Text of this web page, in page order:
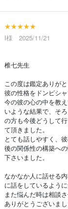
★★★★★
I様 2025/11/21
椎七先生
この度は鑑定ありがと
彼の性格をドンピシ
今の彼の心の中を教
いような結果で、そ
の方も今後どうして
て頂きました。
とても話しやすく、
後の関係性の構築へ
下さいました。
なかなか人に話せる
に話をしているよう
また悩んだ時は相談さ
ありがとうございまし